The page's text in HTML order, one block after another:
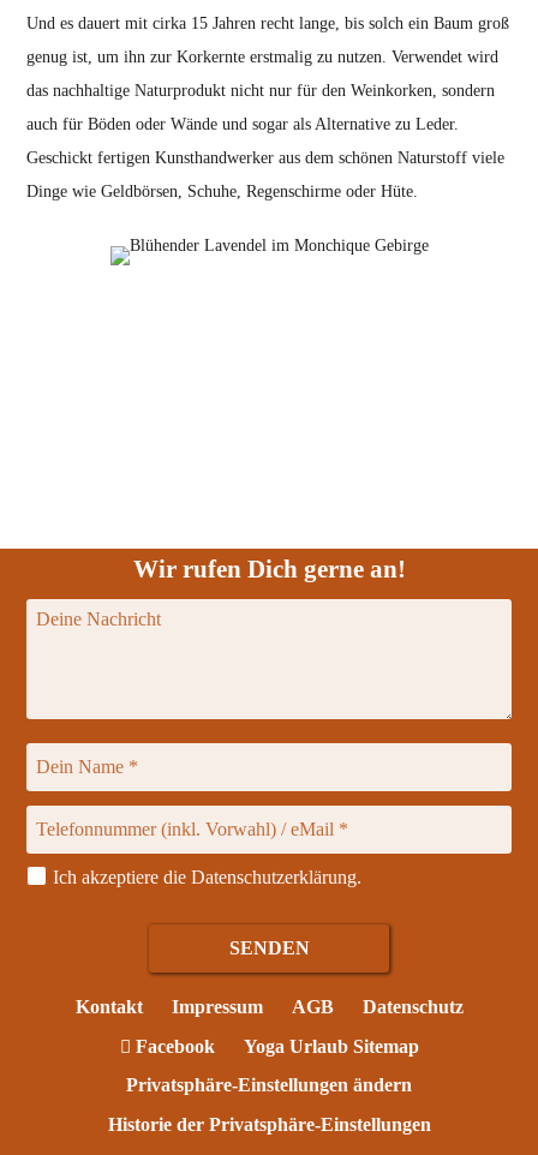
Und es dauert mit cirka 15 Jahren recht lange, bis solch ein Baum groß
genug ist, um ihn zur Korkernte erstmalig zu nutzen. Verwendet wird
das nachhaltige Naturprodukt nicht nur für den Weinkorken, sondern
auch für Böden oder Wände und sogar als Alternative zu Leder.
Geschickt fertigen Kunsthandwerker aus dem schönen Naturstoff viele
Dinge wie Geldbörsen, Schuhe, Regenschirme oder Hüte.
Wir rufen Dich gerne an!
Ich akzeptiere dieDatenschutzerklärung.
Kontakt Impressum AGB
Datenschutz
Facebook
Yoga Urlaub Sitemap
Privatsphäre-Einstellungen ändern
Historie der Privatsphäre-Einstellungen